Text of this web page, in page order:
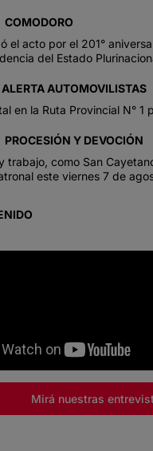
COMODORO
el acto por el 201°
del Estado
ALERTA AUTOMOVILISTAS
en la Ruta Provincial N° 1
PROCESIÓN Y DEVOCIÓN
trabajo, como San
este viernes 7 de
Mirá nuestras